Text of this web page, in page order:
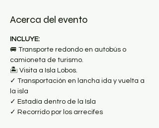
Acerca del evento
INCLUYE:
🚐 Transporte redondo en autobús o
camioneta de turismo.
🏝 Visita a Isla Lobos.
✓ Transportación en lancha ida y vuelta a
la isla
✓ Estadía dentro de la Isla
✓ Recorrido por los arrecifes